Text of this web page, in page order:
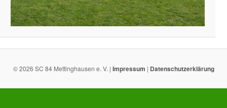
© 2026 SC 84 Mettinghausen e. V. | Impressum | Datenschutzerklärung